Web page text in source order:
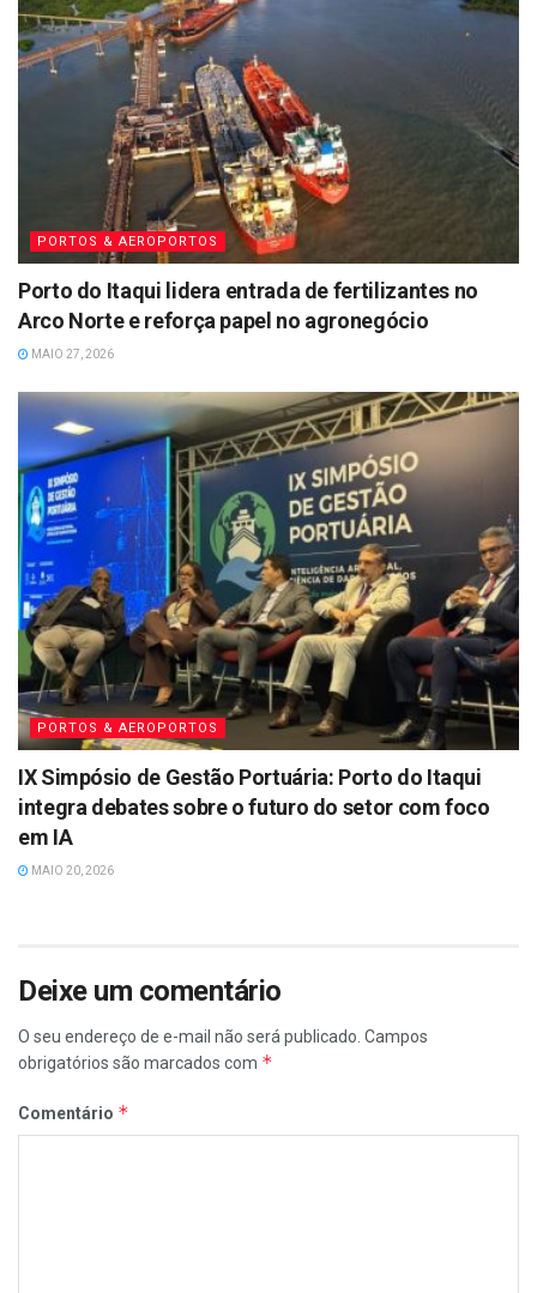
PORTOS & AEROPORTOS
Porto do Itaqui lidera entrada de fertilizantes no
Arco Norte e reforça papel no agronegócio
MAIO 27, 2026
PORTOS & AEROPORTOS
IX Simpósio de Gestão Portuária: Porto do Itaqui
integra debates sobre o futuro do setor com foco
em IA
MAIO 20, 2026
Deixe um comentário
O seu endereço de e-mail não será publicado. Campos
obrigatórios são marcados com *
Comentário *